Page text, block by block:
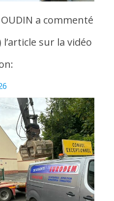
a commenté
l’article sur la vidéo